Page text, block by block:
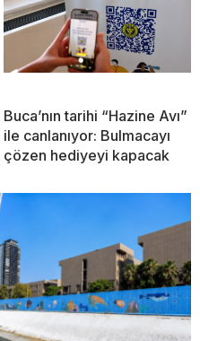
Buca’nın tarihi “Hazine Avı”
ile canlanıyor: Bulmacayı
çözen hediyeyi kapacak